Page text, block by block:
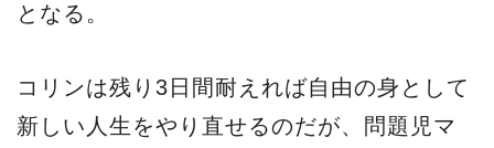
となる。
コリンは残り3日間耐えれば自由の身として
新しい人生をやり直せるのだが、問題児マ